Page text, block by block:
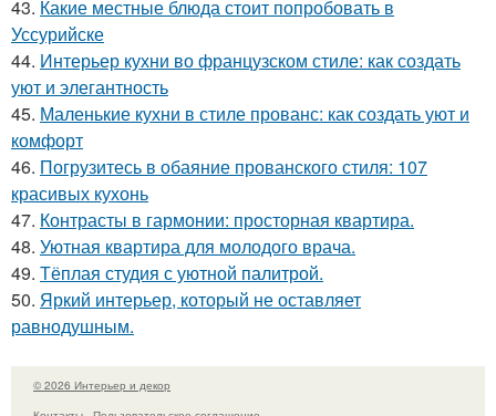
43. Какие местные блюда стоит попробовать в
Уссурийске
44. Интерьер кухни во французском стиле: как создать
уют и элегантность
45. Маленькие кухни в стиле прованс: как создать уют и
комфорт
46. Погрузитесь в обаяние прованского стиля: 107
красивых кухонь
47. Контрасты в гармонии: просторная квартира.
48. Уютная квартира для молодого врача.
49. Тёплая студия с уютной палитрой.
50. Яркий интерьер, который не оставляет
равнодушным.
© 2026 Интерьер и декор